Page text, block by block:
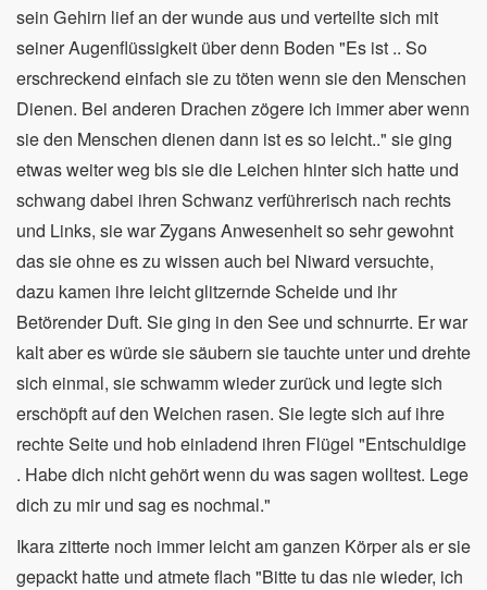
sein Gehirn lief an der wunde aus und verteilte sich mit
seiner Augenflüssigkeit über denn Boden "Es ist .. So
erschreckend einfach sie zu töten wenn sie den Menschen
Dienen. Bei anderen Drachen zögere ich immer aber wenn
sie den Menschen dienen dann ist es so leicht.." sie ging
etwas weiter weg bis sie die Leichen hinter sich hatte und
schwang dabei ihren Schwanz verführerisch nach rechts
und Links, sie war Zygans Anwesenheit so sehr gewohnt
das sie ohne es zu wissen auch bei Niward versuchte,
dazu kamen ihre leicht glitzernde Scheide und ihr
Betörender Duft. Sie ging in den See und schnurrte. Er war
kalt aber es würde sie säubern sie tauchte unter und drehte
sich einmal, sie schwamm wieder zurück und legte sich
erschöpft auf den Weichen rasen. Sie legte sich auf ihre
rechte Seite und hob einladend ihren Flügel "Entschuldige
. Habe dich nicht gehört wenn du was sagen wolltest. Lege
dich zu mir und sag es nochmal."
Ikara zitterte noch immer leicht am ganzen Körper als er sie
gepackt hatte und atmete flach "Bitte tu das nie wieder, ich